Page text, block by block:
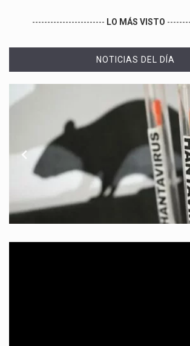
------------------------ LO MÁS VISTO
NOTICIAS DEL DÍA